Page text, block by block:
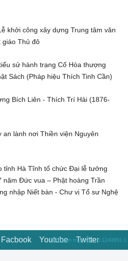
khởi công xây dựng Trung tâm văn
giáo Thủ đô
sử hành trạng Cố Hòa thượng
Sách (Pháp hiệu Thích Tinh Cần)
Bích Liên - Thích Trí Hải (1876-
an lành nơi Thiền viện Nguyên
tỉnh Hà Tĩnh tổ chức Đại lễ tưởng
năm Đức vua – Phật hoàng Trần
nhập Niết bàn - Chư vị Tổ sư Nghệ
Facbook Youtube Twitter
Thời gian truy vấn : 0.1249991 s